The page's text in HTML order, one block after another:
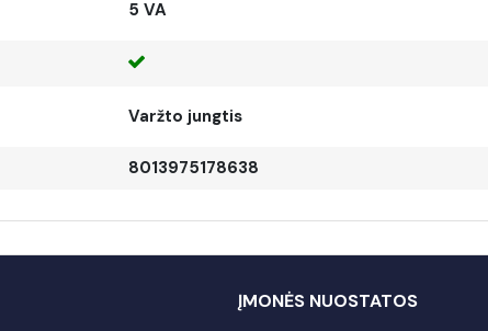
5 VA
Varžto jungtis
8013975178638
ĮMONĖS NUOSTATOS